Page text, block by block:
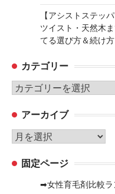
【アシストステッ
ツイスト・天然木
てる選び方＆続け
カテゴリー
カ
ゴ
リ
ー
アーカイブ
ア
カ 固定ページ
➡女性育毛剤比較ラ